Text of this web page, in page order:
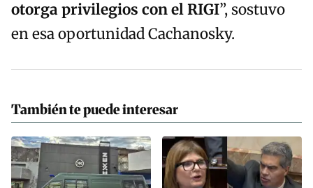
otorga privilegios con el RIGI”, sostuvo
en esa oportunidad Cachanosky.
También te puede interesar